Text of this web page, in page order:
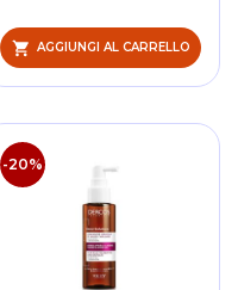
AGGIUNGI AL CARRELLO
-20%